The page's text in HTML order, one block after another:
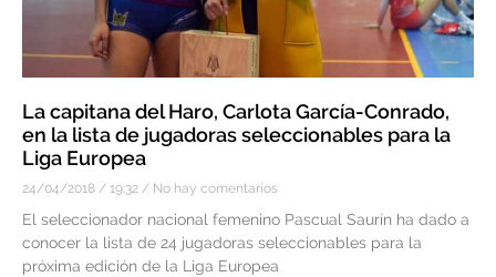
La capitana del Haro, Carlota García-Conrado,
en la lista de jugadoras seleccionables para la
Liga Europea
24/04/2018 19:32 No hay comentarios
El seleccionador nacional femenino Pascual Saurín ha dado a
conocer la lista de 24 jugadoras seleccionables para la
próxima edición de la Liga Europea